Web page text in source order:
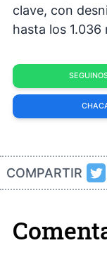
clave, con
hasta los
COMPARTIR